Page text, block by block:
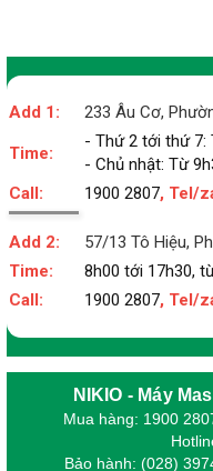
Add 1: 233 Âu Cơ,
Time:
- Thứ 2 tới thứ 7:
- Chủ nhật: Từ
Call:
1900 2807, Tel/
Add 2:
57/13 Tô Hiệu,
Time:
8h00 tới 17h30,
Call:
1900 2807, Tel/
NIKIO - Máy
Mua hàng: 1900
Bảo hành: (028)